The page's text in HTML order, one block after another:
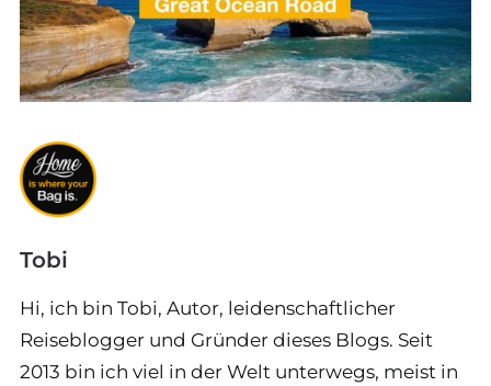
Tobi
Hi, ich bin Tobi, Autor, leidenschaftlicher
Reiseblogger und Gründer dieses Blogs. Seit
2013 bin ich viel in der Welt unterwegs, meist in